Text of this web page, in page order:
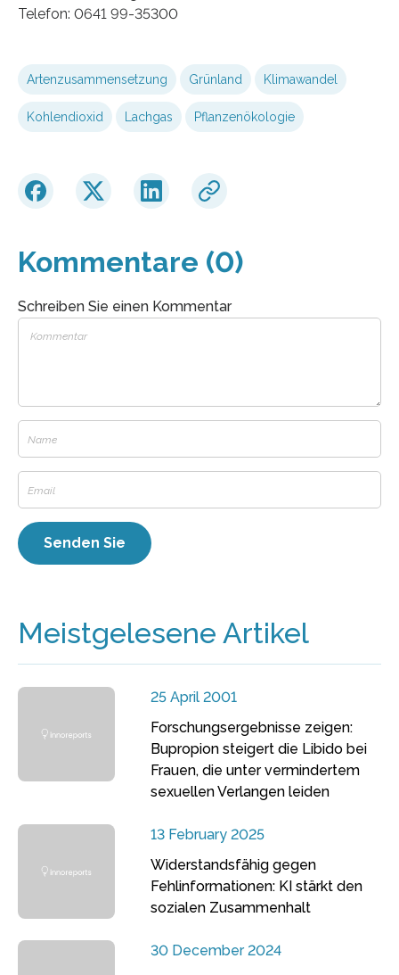
Telefon: 0641 99-35300
Artenzusammensetzung Grünland Klimawandel
Kohlendioxid Lachgas Pflanzenökologie
Kommentare (0)
Schreiben Sie einen Kommentar
Meistgelesene Artikel
25 April 2001
Forschungsergebnisse zeigen:
Bupropion steigert die Libido bei
Frauen, die unter vermindertem
sexuellen Verlangen leiden
13 February 2025
Widerstandsfähig gegen
Fehlinformationen: KI stärkt den
sozialen Zusammenhalt
30 December 2024